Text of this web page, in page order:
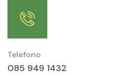
Telefono
085 949 1432